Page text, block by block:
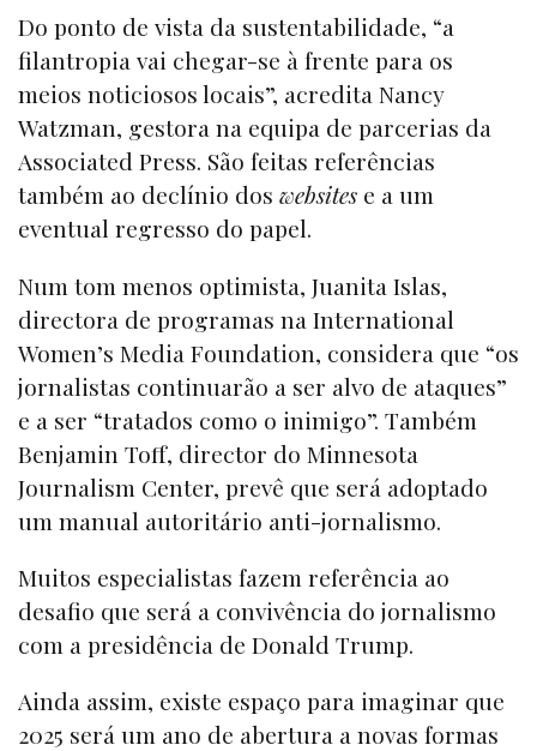
Do ponto de vista da sustentabilidade, “a
filantropia vai chegar-se à frente para os
meios noticiosos locais”, acredita Nancy
Watzman, gestora na equipa de parcerias da
Associated Press. São feitas referências
também ao declínio dos websites e a um
eventual regresso do papel.
Num tom menos optimista, Juanita Islas,
directora de programas na International
Women’s Media Foundation, considera que “os
jornalistas continuarão a ser alvo de ataques”
e a ser “tratados como o inimigo”. Também
Benjamin Toff, director do Minnesota
Journalism Center, prevê que será adoptado
um manual autoritário anti-jornalismo.
Muitos especialistas fazem referência ao
desafio que será a convivência do jornalismo
com a presidência de Donald Trump.
Ainda assim, existe espaço para imaginar que
2025 será um ano de abertura a novas formas